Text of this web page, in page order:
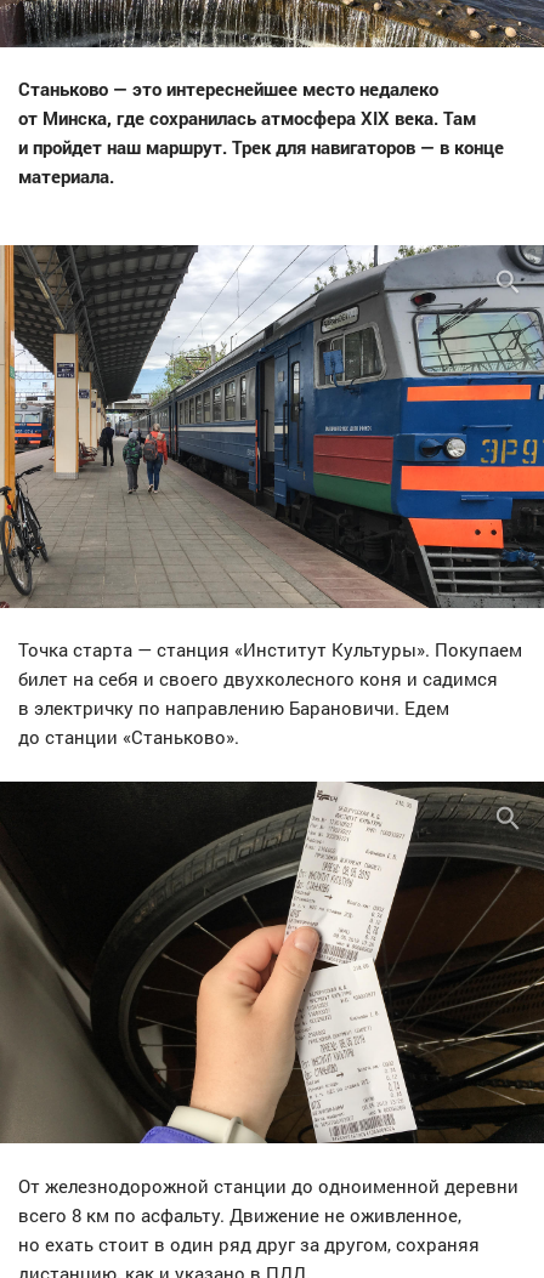
Станьково — это интереснейшее место недалеко
от Минска, где сохранилась атмосфера XIX века. Там
и пройдет наш маршрут. Трек для навигаторов — в конце
материала.
Точка старта — станция «Институт Культуры». Покупаем
билет на себя и своего двухколесного коня и садимся
в электричку по направлению Барановичи. Едем
до станции «Станьково».
От железнодорожной станции до одноименной деревни
всего 8 км по асфальту. Движение не оживленное,
но ехать стоит в один ряд друг за другом, сохраняя
дистанцию, как и указано в ПДД.